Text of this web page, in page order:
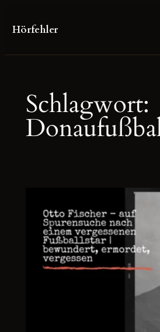
Inhalt
Hörfehler
Schlagwort: